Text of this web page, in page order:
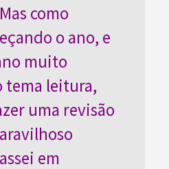
como
o ano, e
muito
leitura,
uma revisão
em